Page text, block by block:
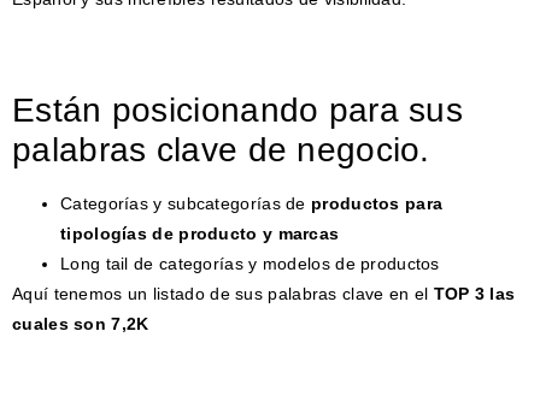
Están posicionando para sus
palabras clave de negocio.
Categorías y subcategorías de productos para
tipologías de producto y marcas
Long tail de categorías y modelos de productos
Aquí tenemos un listado de sus palabras clave en el TOP 3 las
cuales son 7,2K